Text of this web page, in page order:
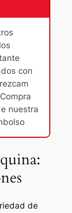
con
nuestra
de